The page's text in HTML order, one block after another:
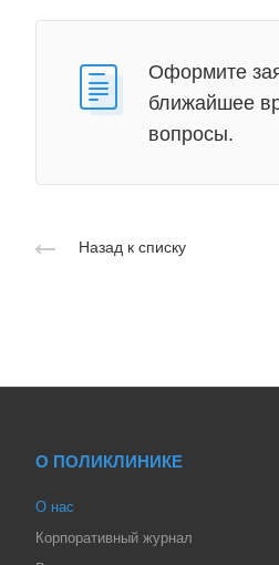
Оформите
ближайшее
вопросы.
Назад к списку
О ПОЛИКЛИНИКЕ
О нас
Корпоративный журнал